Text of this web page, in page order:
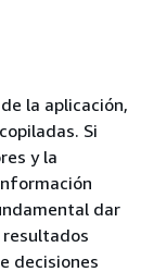
la aplicación,
Si
y la
dar
decisiones